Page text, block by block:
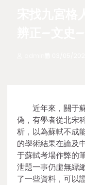
近年來，關于
偽，有學者從北宋
析，以為蘇軾不成
的學術結果在論及
于蘇軾考場作弊的
泄題一事仍虛無縹
了一些資料，可以